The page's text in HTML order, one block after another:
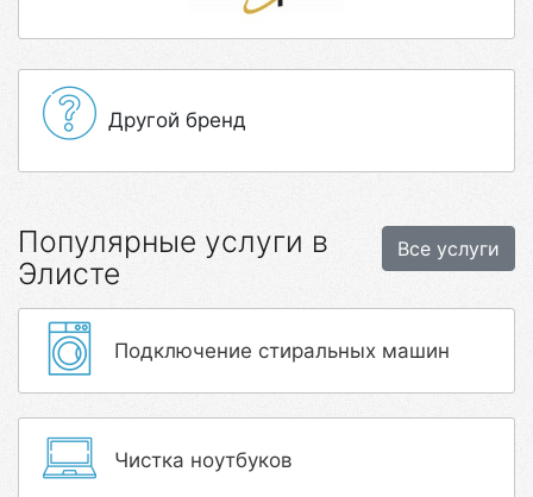
Другой бренд
Все услуги
Популярные услуги в
Элисте
Подключение стиральных машин
Чистка ноутбуков